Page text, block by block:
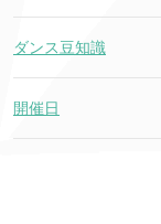
ダンス豆知識
開催日